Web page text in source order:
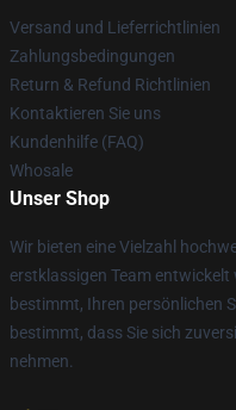
Versand und Lieferrichtlinien
Zahlungsbedingungen
Return & Refund Richtlinien
Kontaktieren Sie uns
Kundenhilfe (FAQ)
Whosale
Unser Shop
Wir bieten eine Vielzahl
erstklassigen Team
bestimmt, Ihren persönlichen
bestimmt, dass Sie sich
nehmen.